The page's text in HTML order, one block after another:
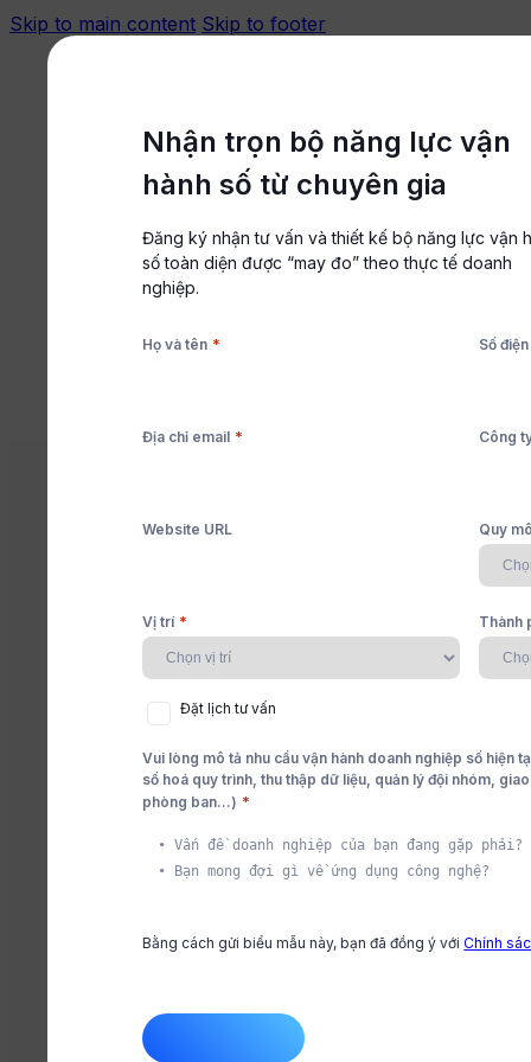
Skip to main content Skip to footer
Trung tâm hỗ trợ
Nền tảng
Giải pháp
HRM chính là “xương sống” giúp doanh nghiệp thu
tài, đảm bảo bộ máy nhân sự vận hành hiệu quả
Cleeksy Team
Đăng tải: 01/08/2025
Nhận trọn bộ năng lực vận
hành số từ chuyên gia
Đăng ký nhận tư vấn và thiết kế bộ năng lực vận
số toàn diện được “may đo” theo thực tế doanh
nghiệp.
Họ và tên * Số
Địa chỉ email * Công
Website URL Quy
Vị trí * Thành
tư
vấn
Đặt lịch tư vấn
Vui lòng mô tả nhu cầu vận hành doanh nghiệp số hiện
số hoá quy trình, thu thập dữ liệu, quản lý đội nhóm,
phòng ban...) *
Bằng cách gửi biểu mẫu này, bạn đã đồng ý vớiChính